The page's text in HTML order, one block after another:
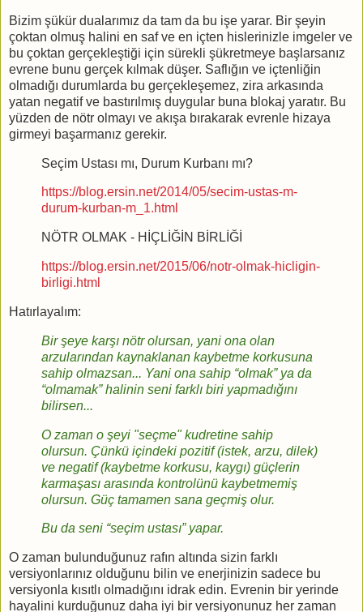
Bizim şükür dualarımız da tam da bu işe yarar. Bir şeyin
çoktan olmuş halini en saf ve en içten hislerinizle imgeler ve
bu çoktan gerçekleştiği için sürekli şükretmeye başlarsanız
evrene bunu gerçek kılmak düşer. Saflığın ve içtenliğin
olmadığı durumlarda bu gerçekleşemez, zira arkasında
yatan negatif ve bastırılmış duygular buna blokaj yaratır. Bu
yüzden de nötr olmayı ve akışa bırakarak evrenle hizaya
girmeyi başarmanız gerekir.
Seçim Ustası mı, Durum Kurbanı mı?
https://blog.ersin.net/2014/05/secim-ustas-m-
durum-kurban-m_1.html
NÖTR OLMAK - HİÇLİĞİN BİRLİĞİ
https://blog.ersin.net/2015/06/notr-olmak-hicligin-
birligi.html
Hatırlayalım:
Bir şeye karşı nötr olursan, yani ona olan
arzularından kaynaklanan kaybetme korkusuna
sahip olmazsan... Yani ona sahip “olmak” ya da
“olmamak” halinin seni farklı biri yapmadığını
bilirsen...
O zaman o şeyi "seçme" kudretine sahip
olursun. Çünkü içindeki pozitif (istek, arzu, dilek)
ve negatif (kaybetme korkusu, kaygı) güçlerin
karmaşası arasında kontrolünü kaybetmemiş
olursun. Güç tamamen sana geçmiş olur.
Bu da seni “seçim ustası” yapar.
O zaman bulunduğunuz rafın altında sizin farklı
versiyonlarınız olduğunu bilin ve enerjinizin sadece bu
versiyonla kısıtlı olmadığını idrak edin. Evrenin bir yerinde
hayalini kurduğunuz daha iyi bir versiyonunuz her zaman